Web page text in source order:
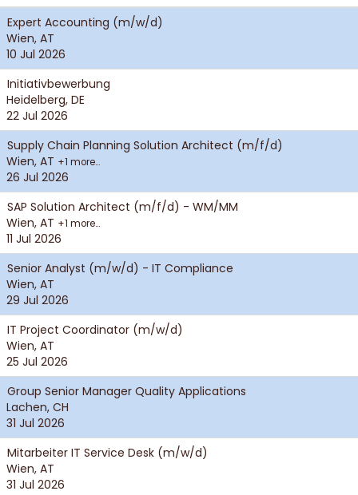
Expert Accounting (m/w/d)
Wien, AT
10 Jul 2026
Initiativbewerbung
Heidelberg, DE
22 Jul 2026
Supply Chain Planning Solution Architect (m/f/d)
Wien, AT +1 more…
26 Jul 2026
SAP Solution Architect (m/f/d) - WM/MM
Wien, AT +1 more…
11 Jul 2026
Senior Analyst (m/w/d) - IT Compliance
Wien, AT
29 Jul 2026
IT Project Coordinator (m/w/d)
Wien, AT
25 Jul 2026
Group Senior Manager Quality Applications
Lachen, CH
31 Jul 2026
Mitarbeiter IT Service Desk (m/w/d)
Wien, AT
31 Jul 2026